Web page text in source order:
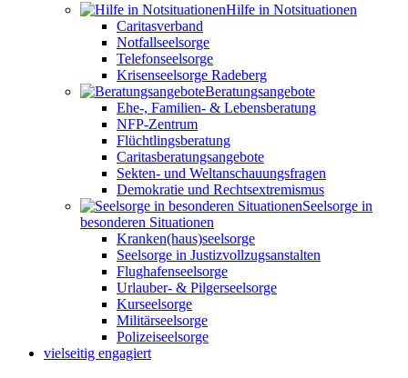
Hilfe in Notsituationen
Caritasverband
Notfallseelsorge
Telefonseelsorge
Krisenseelsorge Radeberg
Beratungsangebote
Ehe-, Familien- & Lebensberatung
NFP-Zentrum
Flüchtlingsberatung
Caritasberatungsangebote
Sekten- und Weltanschauungsfragen
Demokratie und Rechtsextremismus
Seelsorge in
besonderen Situationen
Kranken(haus)seelsorge
Seelsorge in Justizvollzugsanstalten
Flughafenseelsorge
Urlauber- & Pilgerseelsorge
Kurseelsorge
Militärseelsorge
Polizeiseelsorge
vielseitig engagiert